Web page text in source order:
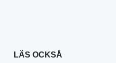
LÄS OCKSÅ